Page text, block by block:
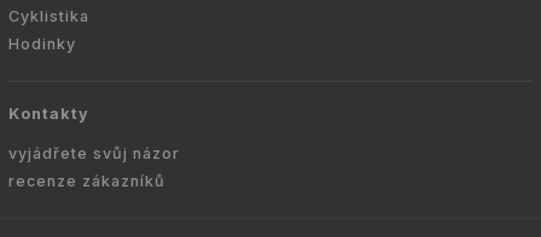
Cyklistika
Hodinky
Kontakty
vyjádřete svůj názor
recenze zákazníků